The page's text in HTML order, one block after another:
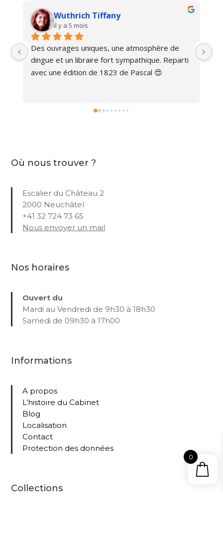
Wuthrich Tiffany
il y a 5 mois
Des ouvrages uniques, une atmosphère de
dingue et un libraire fort sympathique. Reparti
avec une édition de 1823 de Pascal 😍
Où nous trouver ?
Escalier du Château 2
2000 Neuchâtel
+41 32 724 73 65
Nous envoyer un mail
Nos horaires
Ouvert du
Mardi au Vendredi de 9h30 à 18h30
Samedi de 09h30 à 17h00
Informations
A propos
L’histoire du Cabinet
Blog
Localisation
Contact
Protection des données
Collections
0